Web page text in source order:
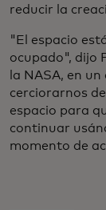
reducir la
"El espacio
ocupado", dijo
la NASA, en
cerciorarnos
espacio para
continuar
momento de